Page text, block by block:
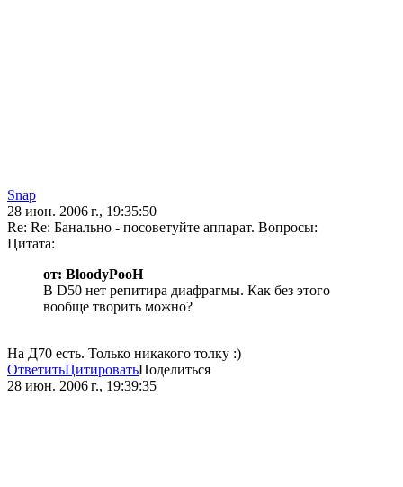
Snap
28 июн. 2006 г., 19:35:50
Re: Re: Банально - посоветуйте аппарат. Вопросы:
Цитата:
от: BloodyPooH
В D50 нет репитира диафрагмы. Как без этого
вообще творить можно?
На Д70 есть. Только никакого толку :)
ОтветитьЦитироватьПоделиться
28 июн. 2006 г., 19:39:35